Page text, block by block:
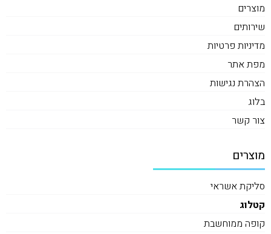
מוצרים
שירותים
מדיניות פרטיות
מפת אתר
הצהרת נגישות
בלוג
צור קשר
מוצרים
סליקת אשראי
קטלוג
קופה ממוחשבת